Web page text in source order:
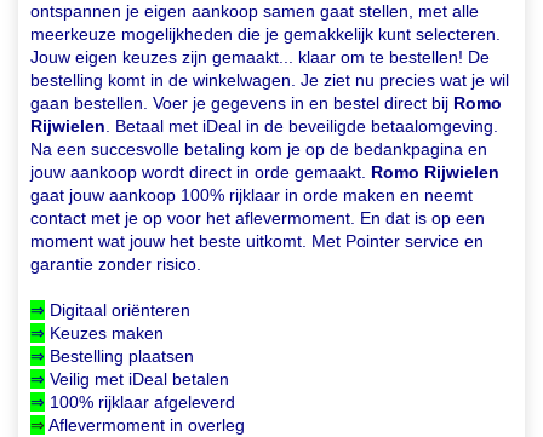
ontspannen je eigen aankoop samen gaat stellen, met alle
meerkeuze mogelijkheden die je gemakkelijk kunt selecteren.
Jouw eigen keuzes zijn gemaakt... klaar om te bestellen! De
bestelling komt in de winkelwagen. Je ziet nu precies wat je wil
gaan bestellen. Voer je gegevens in en bestel direct bij Romo
Rijwielen. Betaal met iDeal in de beveiligde betaalomgeving.
Na een succesvolle betaling kom je op de bedankpagina en
jouw aankoop wordt direct in orde gemaakt. Romo Rijwielen
gaat jouw aankoop 100% rijklaar in orde maken en neemt
contact met je op voor het aflevermoment. En dat is op een
moment wat jouw het beste uitkomt. Met Pointer service en
garantie zonder risico.
⇒ Digitaal oriënteren
⇒ Keuzes maken
⇒ Bestelling plaatsen
⇒ Veilig met iDeal betalen
⇒ 100% rijklaar afgeleverd
⇒ Aflevermoment in overleg